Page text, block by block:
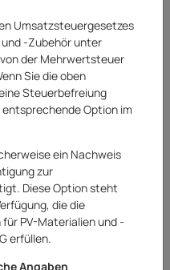
Modul
KNOX Outdoor-
Umsatzsteuergesetzes
-Zubehör unter
der Mehrwertsteuer
Sie die oben
Steuerbefreiung
Option im
ein Nachweis
zur
Diese Option steht
die die
PV-Materialien und -
erfüllen.
Angaben